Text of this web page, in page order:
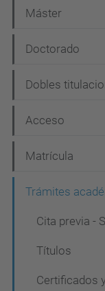
v
g
a
i
ó
Máster
Doctorado
Dobles
Acceso
Matrícula
Trámites
Cita previa -
Títulos
Certificados